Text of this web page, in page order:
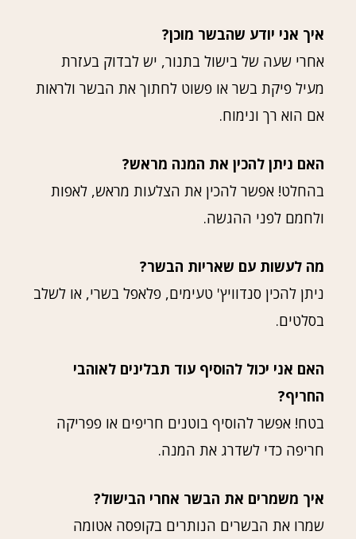
איך אני יודע שהבשר מוכן?
אחרי שעה של בישול בתנור, יש לבדוק בעזרת
מעיל פיקת בשר או פשוט לחתוך את הבשר ולראות
אם הוא רך ונימוח.
האם ניתן להכין את המנה מראש?
בהחלט! אפשר להכין את הצלעות מראש, לאפות
ולחמם לפני ההגשה.
מה לעשות עם שאריות הבשר?
ניתן להכין סנדוויץ' טעימים, פלאפל בשרי, או לשלב
בסלטים.
האם אני יכול להוסיף עוד תבלינים לאוהבי
החריף?
בטח! אפשר להוסיף בוטנים חריפים או פפריקה
חריפה כדי לשדרג את המנה.
איך משמרים את הבשר אחרי הבישול?
שמרו את הבשרים הנותרים בקופסה אטומה